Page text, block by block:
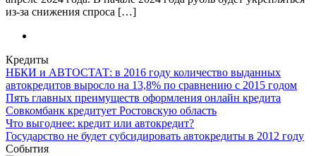
из-за снижения спроса […]
Кредиты
НБКИ и АВТОСТАТ: в 2016 году количество выданных
автокредитов выросло на 13,8% по сравнению с 2015 годом
Пять главных преимуществ оформления онлайн кредита
Совкомбанк кредитует Ростовскую область
Что выгоднее: кредит или автокредит?
Государство не будет субсидировать автокредиты в 2012 году
События